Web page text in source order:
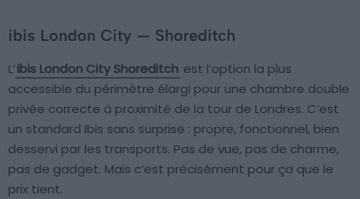
ibis London City — Shoreditch
L’ibis London City Shoreditch est l’option la plus
accessible du périmètre élargi pour une chambre double
privée correcte à proximité de la tour de Londres. C’est
un standard Ibis sans surprise : propre, fonctionnel, bien
desservi par les transports. Pas de vue, pas de charme,
pas de gadget. Mais c’est précisément pour ça que le
prix tient.